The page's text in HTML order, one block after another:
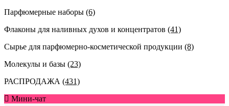
Парфюмерные наборы (6)
Флаконы для наливных духов и концентратов (41)
Сырье для парфюмерно-косметической продукции (8)
Молекулы и базы (23)
РАСПРОДАЖА (431)
Мини-чат